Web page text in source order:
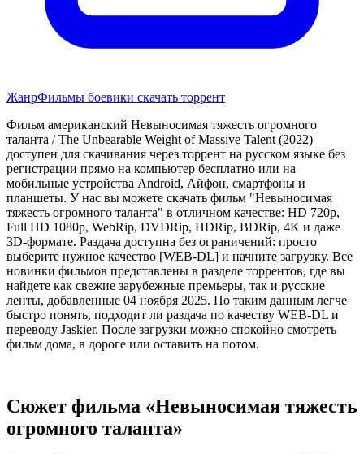
ЖанрФильмы боевики скачать торрент
Фильм американский Невыносимая тяжесть огромного
таланта / The Unbearable Weight of Massive Talent (2022)
доступен для скачивания через торрент на русском языке без
регистрации прямо на компьютер бесплатно или на
мобильные устройства Android, Айфон, смартфоны и
планшеты. У нас вы можете скачать фильм "Невыносимая
тяжесть огромного таланта" в отличном качестве: HD 720p,
Full HD 1080p, WebRip, DVDRip, HDRip, BDRip, 4K и даже
3D-формате. Раздача доступна без ограничений: просто
выберите нужное качество [WEB-DL] и начните загрузку. Все
новинки фильмов представлены в разделе торрентов, где вы
найдете как свежие зарубежные премьеры, так и русские
ленты, добавленные 04 ноября 2025. По таким данным легче
быстро понять, подходит ли раздача по качеству WEB-DL и
переводу Jaskier. После загрузки можно спокойно смотреть
фильм дома, в дороге или оставить на потом.
Сюжет фильма «Невыносимая тяжесть
огромного таланта»